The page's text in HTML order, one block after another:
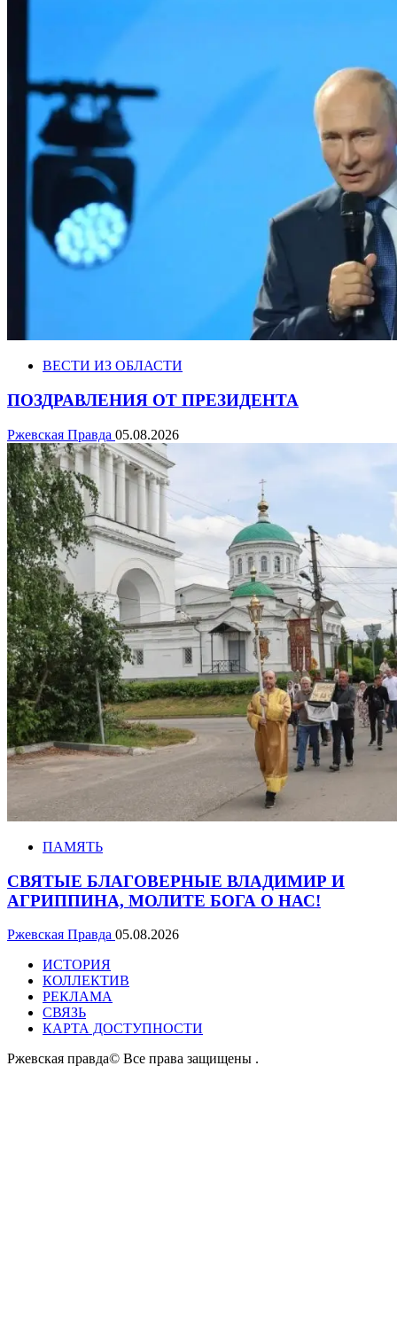
ВЕСТИ ИЗ ОБЛАСТИ
ПОЗДРАВЛЕНИЯ ОТ ПРЕЗИДЕНТА
Ржевская Правда 05.08.2026
ПАМЯТЬ
СВЯТЫЕ БЛАГОВЕРНЫЕ ВЛАДИМИР И
АГРИППИНА, МОЛИТЕ БОГА О НАС!
Ржевская Правда 05.08.2026
ИСТОРИЯ
КОЛЛЕКТИВ
РЕКЛАМА
СВЯЗЬ
КАРТА ДОСТУПНОСТИ
Ржевская правда© Все права защищены .